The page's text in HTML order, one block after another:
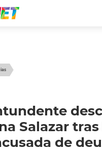
Salazar
de